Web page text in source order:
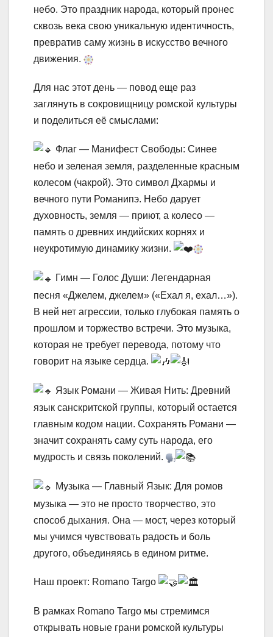
небо. Это праздник народа, который пронес
сквозь века свою уникальную идентичность,
превратив саму жизнь в искусство вечного
движения.
Для нас этот день — повод еще раз
заглянуть в сокровищницу ромской культуры
и поделиться её смыслами:
Флаг — Манифест Свободы: Синее
небо и зеленая земля, разделенные красным
колесом (чакрой). Это символ Дхармы и
вечного пути Романипэ. Небо дарует
духовность, земля — приют, а колесо —
память о древних индийских корнях и
неукротимую динамику жизни.
Гимн — Голос Души: Легендарная
песня «Джелем, джелем» («Ехал я, ехал…»).
В ней нет агрессии, только глубокая память о
прошлом и торжество встречи. Это музыка,
которая не требует перевода, потому что
говорит на языке сердца.
Язык Романи — Живая Нить: Древний
язык санскритской группы, который остается
главным кодом нации. Сохранять Романи —
значит сохранять саму суть народа, его
мудрость и связь поколений.
Музыка — Главный Язык: Для ромов
музыка — это не просто творчество, это
способ дыхания. Она — мост, через который
мы учимся чувствовать радость и боль
другого, объединяясь в едином ритме.
Наш проект: Romano Targo
В рамках Romano Targo мы стремимся
открывать новые грани ромской культуры